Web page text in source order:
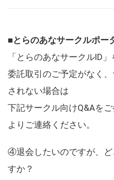
■とらのあなサークルポー
「とらのあなサークルID
委託取引のご予定がなく
されない場合は
下記サークル向けQ&Aを
よりご連絡ください。
④退会したいのですが、
すか？